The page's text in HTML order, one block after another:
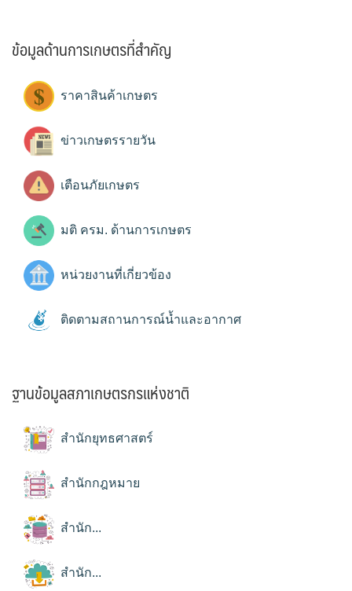
ข้อมูลด้านการเกษตรที่สำคัญ
ราคาสินค้าเกษตร
ข่าวเกษตรรายวัน
เตือนภัยเกษตร
มติ ครม. ด้านการเกษตร
หน่วยงานที่เกี่ยวข้อง
ติดตามสถานการณ์น้ำและอากาศ
ฐานข้อมูลสภาเกษตรกรแห่งชาติ
สำนักยุทธศาสตร์
สำนักกฎหมาย
สำนัก...
สำนัก...